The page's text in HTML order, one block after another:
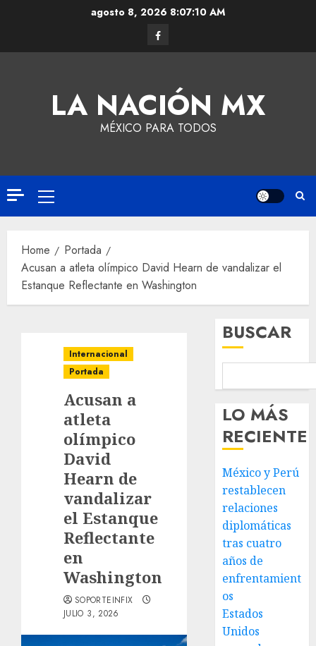
agosto 8, 2026 8:07:10 AM
LA NACIÓN MX
MÉXICO PARA TODOS
Home
Portada
Acusan a atleta olímpico David Hearn de vandalizar el
Estanque Reflectante en Washington
Internacional
Portada
Acusan a
atleta
olímpico
David
Hearn de
vandalizar
el Estanque
Reflectante
en
Washington
SOPORTEINFIX
JULIO 3, 2026
BUSCAR
LO MÁS
RECIENTE
México y Perú
restablecen
relaciones
diplomáticas
tras cuatro
años de
enfrentamient
os
Estados
Unidos